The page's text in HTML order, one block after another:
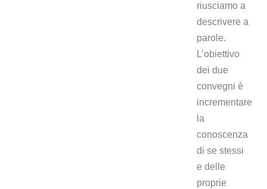
riusciamo a
descrivere a
parole.
L’obiettivo
dei due
convegni è
incrementare
la
conoscenza
di se stessi
e delle
proprie